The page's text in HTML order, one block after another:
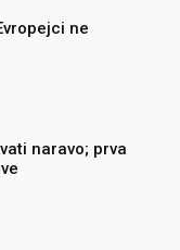
ne
naravo; prva